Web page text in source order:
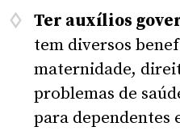
Ter auxílios
tem diversos
maternidade,
problemas de
para dependentes